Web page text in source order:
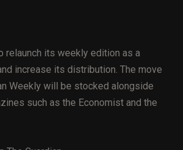
relaunch its weekly edition as a
increase its distribution. The move
Weekly will be stocked alongside
such as the Economist and the